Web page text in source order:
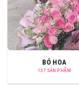
BÓ HOA
137 SẢN PHẨM